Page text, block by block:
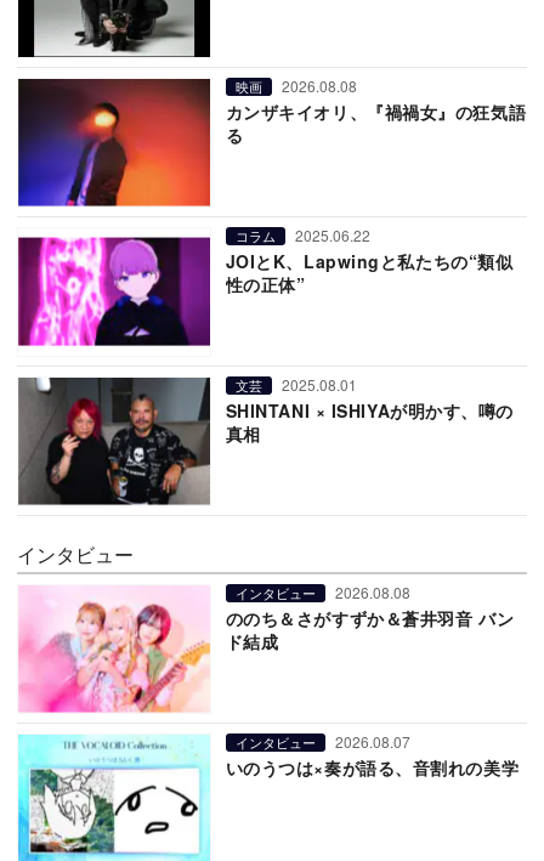
映画 2026.08.08
カンザキイオリ、『禍禍女』の狂気語
る
コラム 2025.06.22
JOIとK、Lapwingと私たちの“類似
性の正体”
文芸 2025.08.01
SHINTANI × ISHIYAが明かす、噂の
真相
インタビュー
インタビュー 2026.08.08
ののち＆さがすずか＆蒼井羽音 バン
ド結成
インタビュー 2026.08.07
いのうつは×奏が語る、音割れの美学